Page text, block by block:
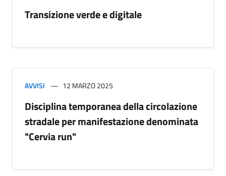
Transizione verde e digitale
AVVISI 12 MARZO 2025
Disciplina temporanea della circolazione
stradale per manifestazione denominata
"Cervia run"